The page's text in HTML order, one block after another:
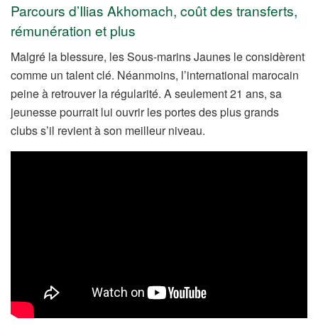
Parcours d’Ilias Akhomach, coût des transferts,
rémunération et plus
Malgré la blessure, les Sous-marins Jaunes le considèrent
comme un talent clé. Néanmoins, l’international marocain
peine à retrouver la régularité. A seulement 21 ans, sa
jeunesse pourrait lui ouvrir les portes des plus grands
clubs s’il revient à son meilleur niveau.